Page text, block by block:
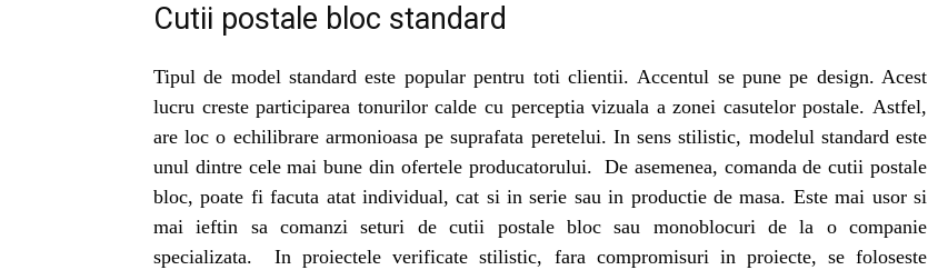
Cutii postale bloc standard
Tipul de model standard este popular pentru toti clientii. Accentul se pune pe design. Acest
lucru creste participarea tonurilor calde cu perceptia vizuala a zonei casutelor postale. Astfel,
are loc o echilibrare armonioasa pe suprafata peretelui. In sens stilistic, modelul standard este
unul dintre cele mai bune din ofertele producatorului. De asemenea, comanda de cutii postale
bloc, poate fi facuta atat individual, cat si in serie sau in productie de masa. Este mai usor si
mai ieftin sa comanzi seturi de cutii postale bloc sau monoblocuri de la o companie
specializata. In proiectele verificate stilistic, fara compromisuri in proiecte, se foloseste